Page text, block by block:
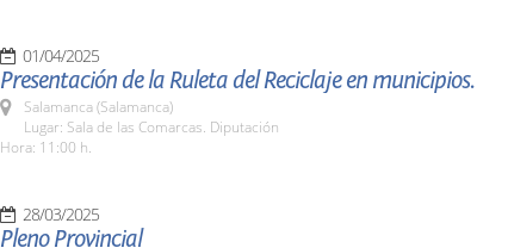
01/04/2025
Presentación de la Ruleta del Reciclaje en municipios.
Salamanca (Salamanca)
Lugar: Sala de las Comarcas. Diputación
Hora: 11:00 h.
28/03/2025
Pleno Provincial